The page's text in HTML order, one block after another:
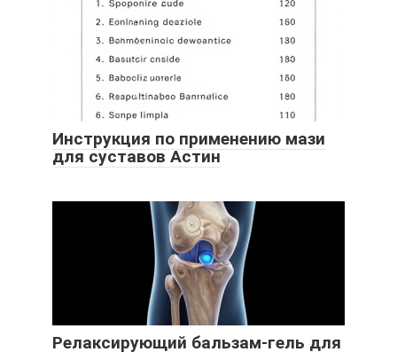
Инструкция по применению мази
для суставов Астин
Релаксирующий бальзам-гель для